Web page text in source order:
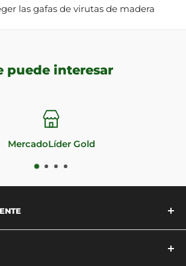
las gafas de virutas de madera
puede interesar
Impecable reputación
para atenderte